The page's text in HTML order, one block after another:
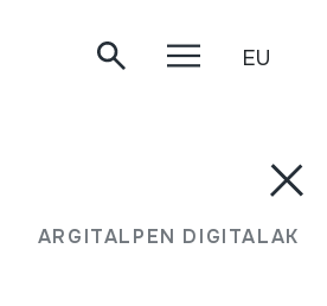
ARGITALPEN DIGITALAK
EU